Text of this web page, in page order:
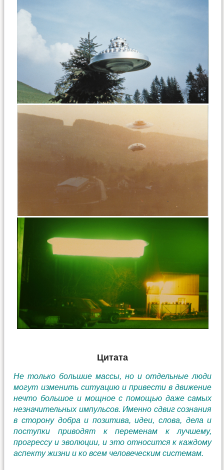
Цитата
Не только большие массы, но и отдельные люди
могут изменить ситуацию и привести в движение
нечто большое и мощное с помощью даже самых
незначительных импульсов. Именно сдвиг сознания
в сторону добра и позитива, идеи, слова, дела и
поступки приводят к переменам к лучшему,
прогрессу и эволюции, и это относится к каждому
аспекту жизни и ко всем человеческим системам.